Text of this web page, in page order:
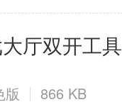
厅双开工具
版 866 KB